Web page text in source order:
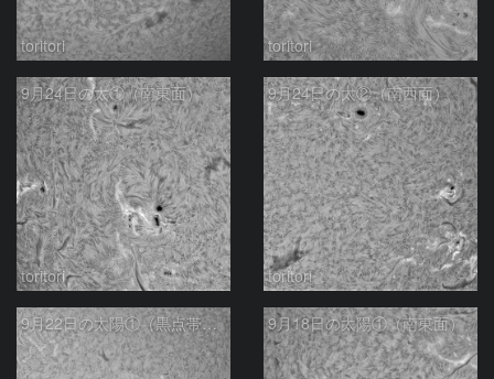
toritori toritori
9月24日の太①（南東面）
toritori
9月24日の太②（南西面）
toritori
9月22日の太陽①（黒点帯西側） 9月18日の太陽①（南東面）